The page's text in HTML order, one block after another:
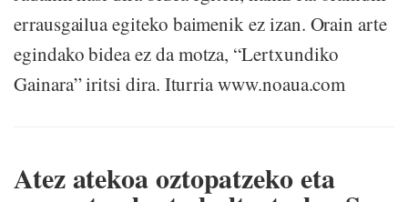
errausgailua egiteko baimenik ez izan. Orain arte
egindako bidea ez da motza, “Lertxundiko
Gainara” iritsi dira. Iturria www.noaua.com
Atez atekoa oztopatzeko eta